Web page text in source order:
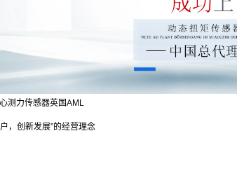
测力传感器英国AML
，创新发展”的经营理念